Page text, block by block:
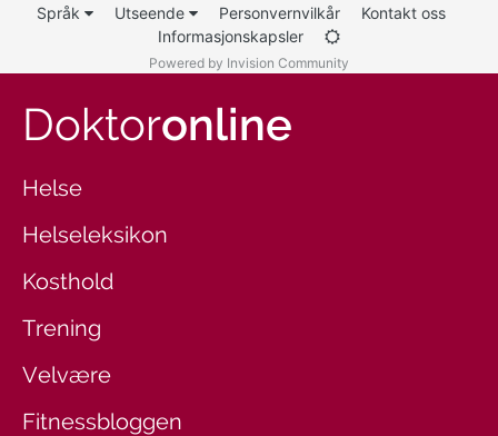
Språk Utseende Personvernvilkår
Kontakt oss
Informasjonskapsler
Powered by Invision Community
Doktoronline
Helse
Helseleksikon
Kosthold
Trening
Velvære
Fitnessbloggen